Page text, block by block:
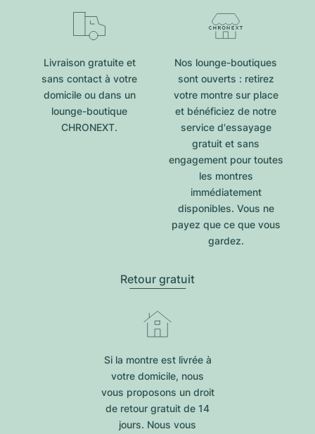
Livraison gratuite et
sans contact à votre
domicile ou dans un
lounge-boutique
CHRONEXT.
Nos lounge-boutiques
sont ouverts : retirez
votre montre sur place
et bénéficiez de notre
service d'essayage
gratuit et sans
engagement pour toutes
les montres
immédiatement
disponibles. Vous ne
payez que ce que vous
gardez.
Retour gratuit
Si la montre est livrée à
votre domicile, nous
vous proposons un droit
de retour gratuit de 14
jours. Nous vous